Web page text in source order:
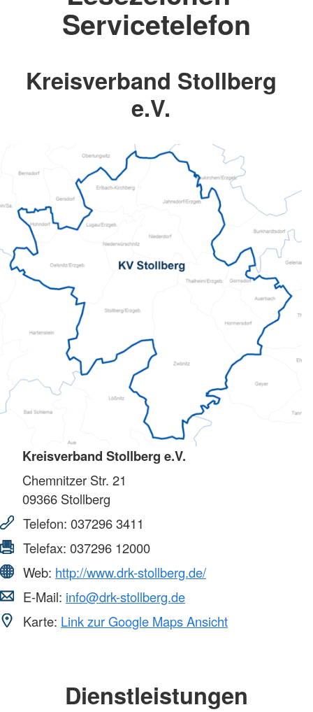
Servicetelefon
Kreisverband Stollberg
e.V.
Kreisverband Stollberg e.V.
Chemnitzer Str. 21
09366 Stollberg
Telefon: 037296 3411
Telefax: 037296 12000
Web: http://www.drk-stollberg.de/
E-Mail: info@drk-stollberg.de
Karte: Link zur Google Maps Ansicht
Dienstleistungen